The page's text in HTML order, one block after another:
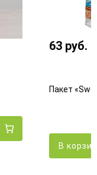
63 руб.
Пакет
В